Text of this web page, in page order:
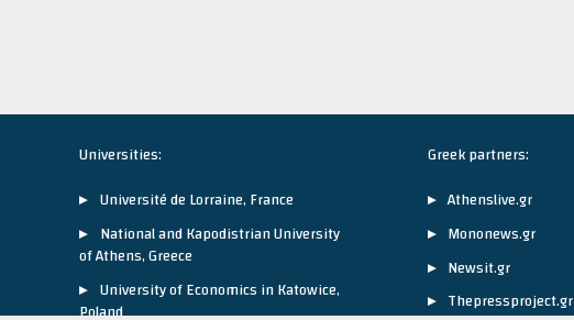
Universities:
Université de Lorraine, France
National and Kapodistrian University
of Athens, Greece
University of Economics in Katowice,
Poland
Greek partners:
Athenslive.gr
Mononews.gr
Newsit.gr
Thepressproject.gr